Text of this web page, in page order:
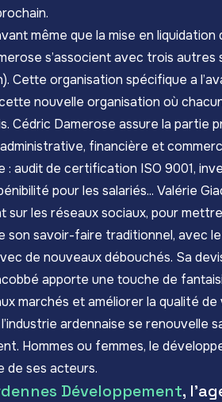
même que la mise en
s’associent avec trois
Cette organisation spécifique a
nouvelle organisation où
Cédric Damerose assure la partie
financière et
: audit de certification ISO 9001,
pour les salariés... Valérie
sur les réseaux sociaux, pour
son savoir-faire traditionnel, avec
de nouveaux débouchés. Sa
apporte une touche de
marchés et améliorer la qualité
ardennaise se renouvelle
Hommes ou femmes, le
de ses acteurs.
Développement,